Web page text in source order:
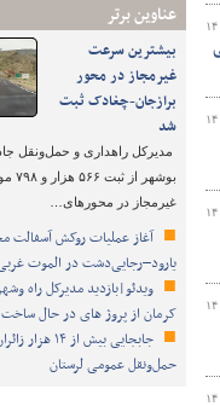
عناوین برتر
بیشترین سرعت
غیرمجاز در محور
برازجان-چغادک ثبت
شد
مدیرکل راهداری و حمل‌ونقل
غیرمجاز در محورهای…
آغاز عملیات روکش آسفالت
یارود–رجایی‌دشت در الموت
ویدئو|بازدید مدیرکل راه
کرمان از پروژ های در حال ساخت
جابجایی بیش از
حمل‌ونقل عمومی لرستان